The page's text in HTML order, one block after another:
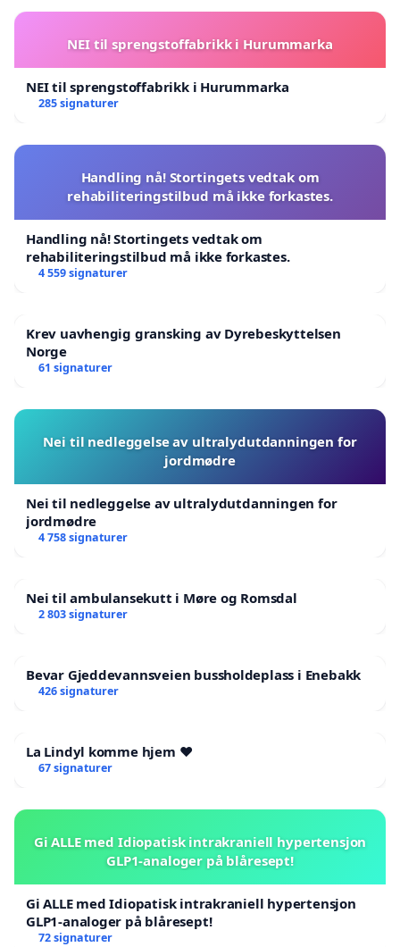
NEI til sprengstoffabrikk i Hurummarka
NEI til sprengstoffabrikk i Hurummarka
285 signaturer
Handling nå! Stortingets vedtak om
rehabiliteringstilbud må ikke forkastes.
Handling nå! Stortingets vedtak om
rehabiliteringstilbud må ikke forkastes.
4 559 signaturer
Krev uavhengig gransking av Dyrebeskyttelsen
Norge
61 signaturer
Nei til nedleggelse av ultralydutdanningen for
jordmødre
Nei til nedleggelse av ultralydutdanningen for
jordmødre
4 758 signaturer
Nei til ambulansekutt i Møre og Romsdal
2 803 signaturer
Bevar Gjeddevannsveien bussholdeplass i Enebakk
426 signaturer
La Lindyl komme hjem ❤️
67 signaturer
Gi ALLE med Idiopatisk intrakraniell hypertensjon
GLP1-analoger på blåresept!
Gi ALLE med Idiopatisk intrakraniell hypertensjon
GLP1-analoger på blåresept!
72 signaturer